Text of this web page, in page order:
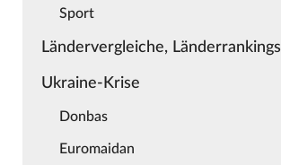
Sport
Ländervergleiche, Länderrankings
Ukraine-Krise
Donbas
Euromaidan